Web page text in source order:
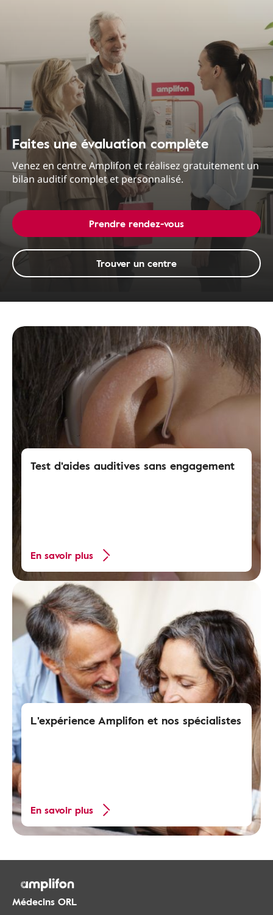
Faites une évaluation complète
Venez en centre Amplifon et réalisez gratuitement un
bilan auditif complet et personnalisé.
Prendre rendez-vous
Trouver un centre
Test d'aides auditives sans engagement
En savoir plus
L'expérience Amplifon et nos spécialistes
En savoir plus
Médecins ORL